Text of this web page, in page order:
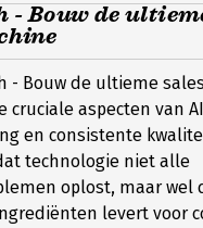
- Bouw de
- Bouw de ultieme
cruciale aspecten van
en consistente
technologie niet alle
oplost, maar wel
levert voor